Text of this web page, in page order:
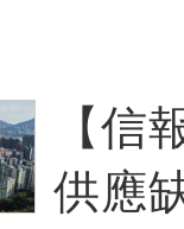
【信
供應